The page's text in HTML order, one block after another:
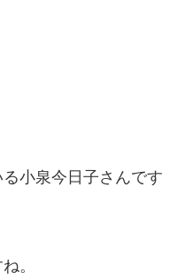
小泉今日子さんです
。